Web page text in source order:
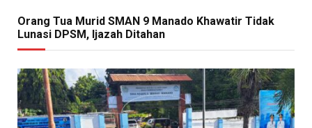
Orang Tua Murid SMAN 9 Manado Khawatir Tidak
Lunasi DPSM, Ijazah Ditahan